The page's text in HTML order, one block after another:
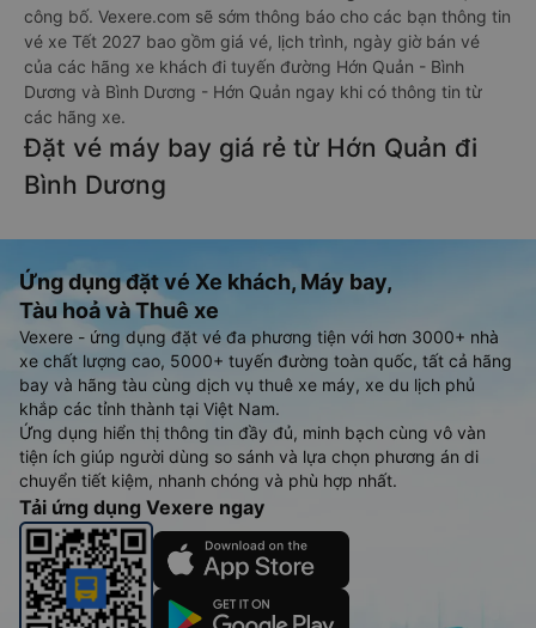
công bố. Vexere.com sẽ sớm thông báo cho các bạn thông tin
vé xe Tết 2027 bao gồm giá vé, lịch trình, ngày giờ bán vé
của các hãng xe khách đi tuyến đường Hớn Quản - Bình
Dương và Bình Dương - Hớn Quản ngay khi có thông tin từ
các hãng xe.
Đặt vé máy bay giá rẻ từ Hớn Quản đi
Bình Dương
Ứng dụng đặt vé Xe khách, Máy bay,
Tàu hoả và Thuê xe
Vexere - ứng dụng đặt vé đa phương tiện với hơn 3000+ nhà
xe chất lượng cao, 5000+ tuyến đường toàn quốc, tất cả hãng
bay và hãng tàu cùng dịch vụ thuê xe máy, xe du lịch phủ
khắp các tỉnh thành tại Việt Nam.
Ứng dụng hiển thị thông tin đầy đủ, minh bạch cùng vô vàn
tiện ích giúp người dùng so sánh và lựa chọn phương án di
chuyển tiết kiệm, nhanh chóng và phù hợp nhất.
Tải ứng dụng Vexere ngay